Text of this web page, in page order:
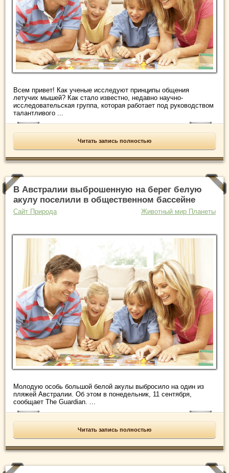
Всем привет! Как ученые исследуют принципы общения
летучих мышей? Как стало известно, недавно научно-
исследовательская группа, которая работает под руководством
талантливого ...
Читать запись полностью
В Австралии выброшенную на берег белую
акулу поселили в общественном бассейне
Сайт Природа Животный мир Планеты
Молодую особь большой белой акулы выбросило на один из
пляжей Австралии. Об этом в понедельник, 11 сентября,
сообщает The Guardian. ...
Читать запись полностью